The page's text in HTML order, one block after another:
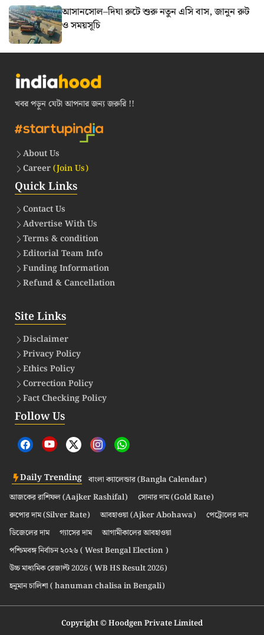
আসানসোল–দিঘা রুটে শুরু নতুন এসি বাস, জানুন রুট
ও সময়সূচি
খবর পড়ুন যেটা আপনার জন্য জরুরি !!
About Us
Career(Join Us)
Quick Links
Contact Us
Advertise With Us
Terms & condition
Editorial Team Info
Funding Information
Refund & Cancellation
Site Links
Disclaimer
Privacy Policy
Ethics Policy
Correction Policy
Fact Checking Policy
Follow Us
Daily Trending বাংলা ক্যালেন্ডার (Bangla Calendar)
আজকের রাশিফল (Aajker Rashifal)
সোনার দাম (Gold Rate)
রুপোর দাম (Silver Rate)
আবহাওয়া (Ajker Abohawa)
পেট্রোলের দাম
ডিজেলের দাম
গ্যাসের দাম
আগামীকালের আবহাওয়া
পশ্চিমবঙ্গ নির্বাচন ২০২৬ ( West Bengal Election )
উচ্চ মাধ্যমিক রেজাল্ট 2026 ( WB HS Result 2026)
হনুমান চালিশা ( hanuman chalisa in Bengali)
Copyright © Hoodgen Private Limited